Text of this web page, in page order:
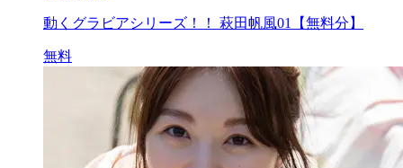
動くグラビアシリーズ！！ 萩田帆風01【無料分】
無料